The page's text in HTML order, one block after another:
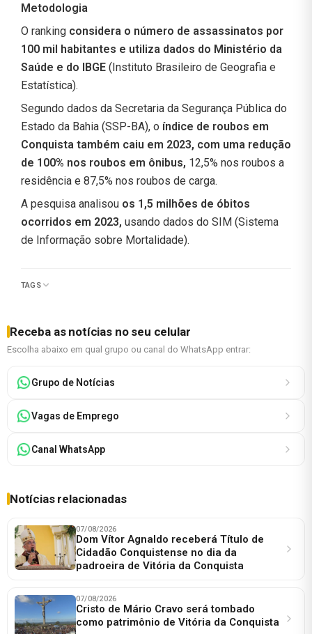
Metodologia
O ranking considera o número de assassinatos por
100 mil habitantes e utiliza dados do Ministério da
Saúde e do IBGE (Instituto Brasileiro de Geografia e
Estatística).
Segundo dados da Secretaria da Segurança Pública do
Estado da Bahia (SSP-BA), o índice de roubos em
Conquista também caiu em 2023, com uma redução
de 100% nos roubos em ônibus, 12,5% nos roubos a
residência e 87,5% nos roubos de carga.
A pesquisa analisou os 1,5 milhões de óbitos
ocorridos em 2023, usando dados do SIM (Sistema
de Informação sobre Mortalidade).
TAGS
Receba as notícias no seu celular
Escolha abaixo em qual grupo ou canal do WhatsApp entrar:
Grupo de Notícias
Vagas de Emprego
Canal WhatsApp
Notícias relacionadas
07/08/2026
Dom Vítor Agnaldo receberá Título de
Cidadão Conquistense no dia da
padroeira de Vitória da Conquista
07/08/2026
Cristo de Mário Cravo será tombado
como patrimônio de Vitória da Conquista